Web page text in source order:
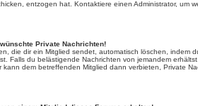
entzogen hat. Kontaktiere einen Administrator, um
Private Nachrichten!
die dir ein Mitglied sendet, automatisch löschen, indem
Falls du belästigende Nachrichten von jemandem
kann dem betreffenden Mitglied dann verbieten, Private